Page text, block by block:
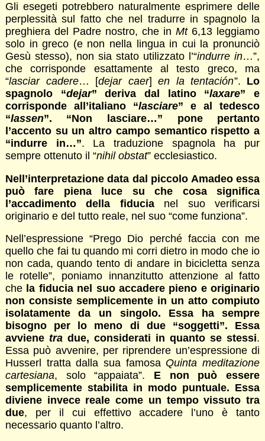
Gli esegeti potrebbero naturalmente esprimere delle
perplessità sul fatto che nel tradurre in spagnolo la
preghiera del Padre nostro, che inMt6,13 leggiamo
solo in greco (e non nella lingua in cui la pronunciò
Gesù stesso), non sia stato utilizzato l’“indurre in…”,
che corrisponde esattamente al testo greco, ma
“lasciar cadere… [dejar caer]en la tentación”. Lo
spagnolo “dejar” deriva dal latino “laxare” e
corrisponde all’italiano “lasciare” e al tedesco
“lassen”. “Non lasciare…” pone pertanto
l’accento su un altro campo semantico rispetto a
“indurre in…”. La traduzione spagnola ha pur
sempre ottenuto il “nihil obstat” ecclesiastico.
Nell’interpretazione data dal piccolo Amadeo essa
può fare piena luce su che cosa significa
l’accadimento della fiducianel suo verificarsi
originario e del tutto reale, nel suo “come funziona”.
Nell’espressione “Prego Dio perché faccia con me
quello che fai tu quando mi corri dietro in modo che io
non cada, quando tento di andare in bicicletta senza
le rotelle”, poniamo innanzitutto attenzione al fatto
che la fiducia nel suo accadere pieno e originario
non consiste semplicemente in un atto compiuto
isolatamente da un singolo. Essa ha sempre
bisogno per lo meno di due “soggetti”. Essa
avviene tradue, considerati in quanto se stessi.
Essa può avvenire, per riprendere un’espressione di
Husserl tratta dalla sua famosa Quinta meditazione
cartesiana, solo “appaiata”. E non può essere
semplicemente stabilita in modo puntuale. Essa
diviene invece reale come un tempo vissuto tra
due, per il cui effettivo accadere l’uno è tanto
necessario quanto l’altro.